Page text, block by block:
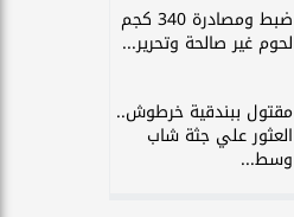
ضبط ومصادرة 340 كجم
لحوم غير صالحة وتحرير...
مقتول ببندقية خرطوش..
العثور علي جثة شاب
وسط...